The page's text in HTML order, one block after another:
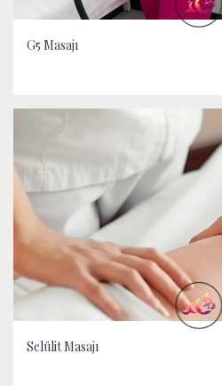
G5 Masajı
Selülit Masajı